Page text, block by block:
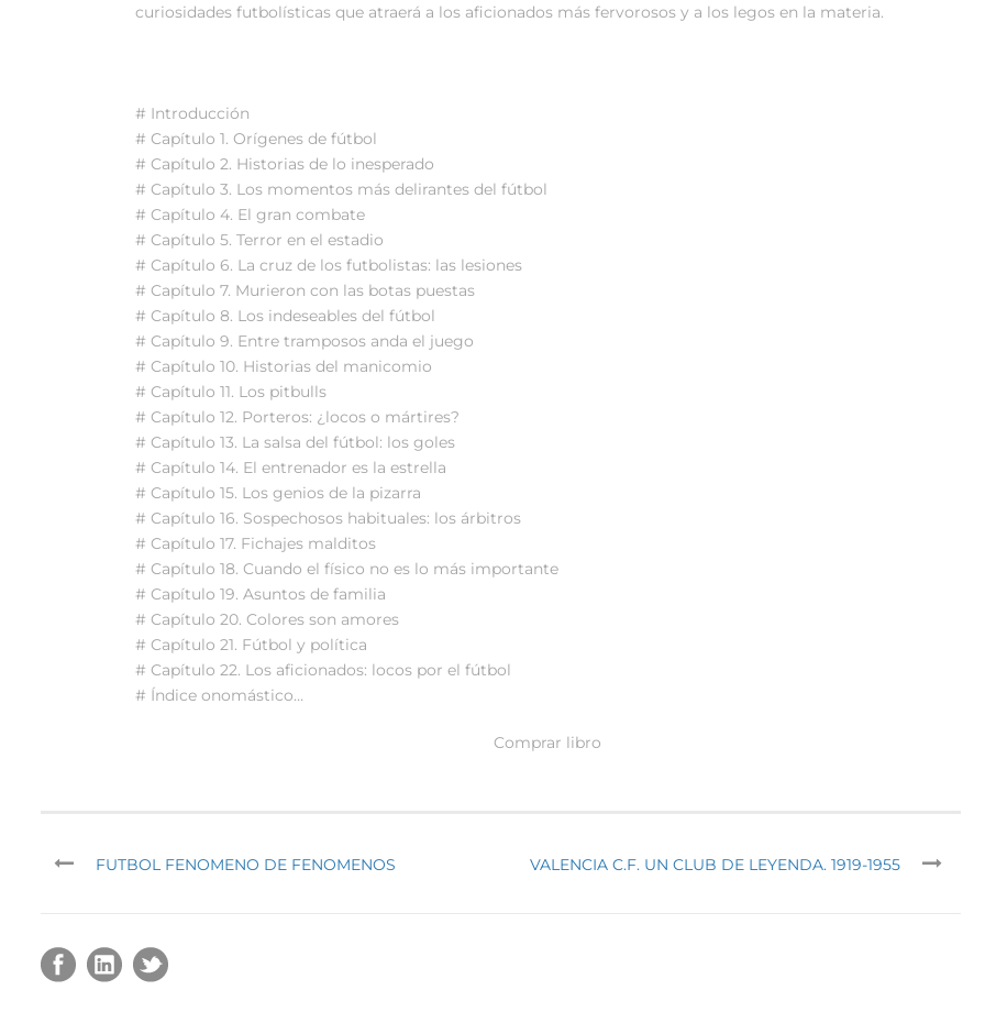
curiosidades futbolísticas que atraerá a los aficionados más fervorosos y a los legos en la materia.
# Introducción
# Capítulo 1. Orígenes de fútbol
# Capítulo 2. Historias de lo inesperado
# Capítulo 3. Los momentos más delirantes del fútbol
# Capítulo 4. El gran combate
# Capítulo 5. Terror en el estadio
# Capítulo 6. La cruz de los futbolistas: las lesiones
# Capítulo 7. Murieron con las botas puestas
# Capítulo 8. Los indeseables del fútbol
# Capítulo 9. Entre tramposos anda el juego
# Capítulo 10. Historias del manicomio
# Capítulo 11. Los pitbulls
# Capítulo 12. Porteros: ¿locos o mártires?
# Capítulo 13. La salsa del fútbol: los goles
# Capítulo 14. El entrenador es la estrella
# Capítulo 15. Los genios de la pizarra
# Capítulo 16. Sospechosos habituales: los árbitros
# Capítulo 17. Fichajes malditos
# Capítulo 18. Cuando el físico no es lo más importante
# Capítulo 19. Asuntos de familia
# Capítulo 20. Colores son amores
# Capítulo 21. Fútbol y política
# Capítulo 22. Los aficionados: locos por el fútbol
# Índice onomástico…
Comprar libro
FUTBOL FENOMENO DE FENOMENOS VALENCIA C.F. UN CLUB DE LEYENDA. 1919-1955